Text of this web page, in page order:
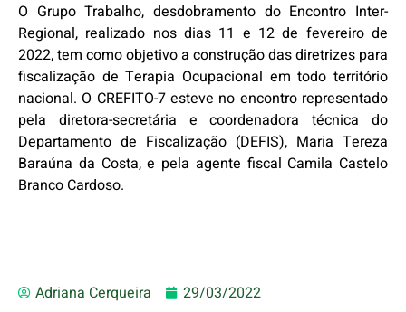
O Grupo Trabalho, desdobramento do Encontro Inter-
Regional, realizado nos dias 11 e 12 de fevereiro de
2022, tem como objetivo a construção das diretrizes para
fiscalização de Terapia Ocupacional em todo território
nacional. O CREFITO-7 esteve no encontro representado
pela diretora-secretária e coordenadora técnica do
Departamento de Fiscalização (DEFIS), Maria Tereza
Baraúna da Costa, e pela agente fiscal Camila Castelo
Branco Cardoso.
Adriana Cerqueira 29/03/2022